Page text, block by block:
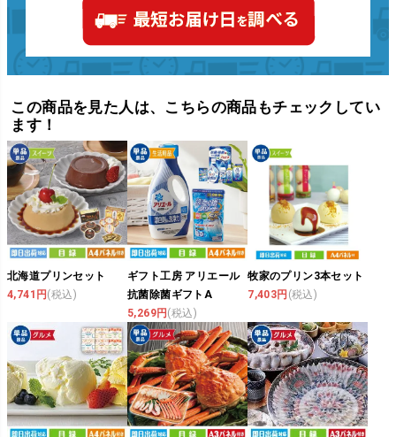
この商品を見た人は、こちらの商品もチェックしてい
ます！
北海道プリンセット
4,741円 (税込)
ギフト工房 アリエール
抗菌除菌ギフトA
5,269円 (税込)
牧家のプリン3本セット
7,403円 (税込)